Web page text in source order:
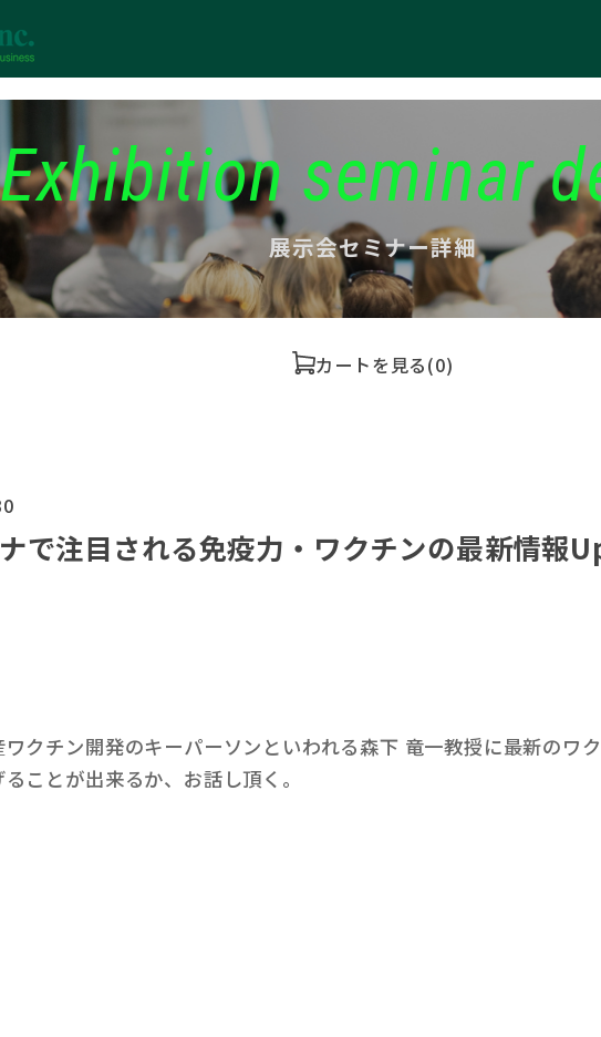
Exhibition seminar
展示会セミナー詳細
カートを見る(0)
で注目される免疫力・ワクチンの最新情報
クチン開発のキーパーソンといわれる森下 竜一教授に最新のワ
ことが出来るか、お話し頂く。